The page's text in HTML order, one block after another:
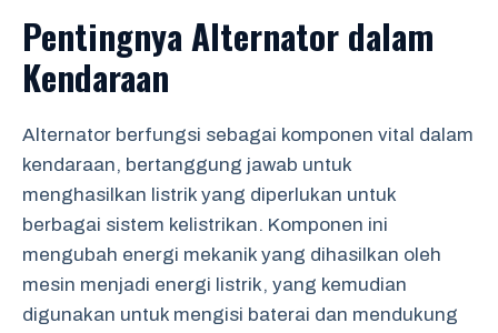
Pentingnya Alternator dalam
Kendaraan
Alternator berfungsi sebagai komponen vital dalam
kendaraan, bertanggung jawab untuk
menghasilkan listrik yang diperlukan untuk
berbagai sistem kelistrikan. Komponen ini
mengubah energi mekanik yang dihasilkan oleh
mesin menjadi energi listrik, yang kemudian
digunakan untuk mengisi baterai dan mendukung